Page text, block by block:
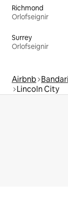
Richmond
Orlofseignir
Surrey
Orlofseignir
Airbnb
Lincoln City